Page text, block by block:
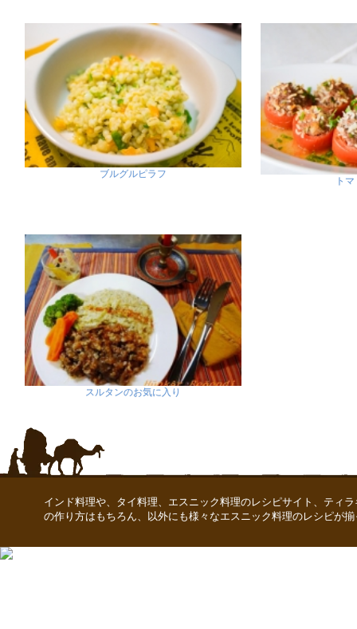
ブルグルピラフ
ト
スルタンのお気に入り
インド料理や、タイ料理、エスニック料理のレシピサイト、ティ
の作り方はもちろん、以外にも様々なエスニック料理のレシピが